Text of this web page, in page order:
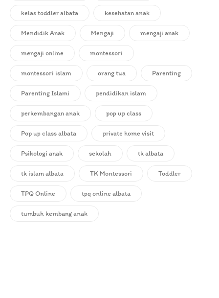
kelas toddler albata kesehatan anak
Mendidik Anak Mengaji mengaji anak
mengaji online montessori
montessori islam orang tua Parenting
Parenting Islami pendidikan islam
perkembangan anak pop up class
Pop up class albata private home visit
Psikologi anak sekolah tk albata
tk islam albata TK Montessori Toddler
TPQ Online tpq online albata
tumbuh kembang anak